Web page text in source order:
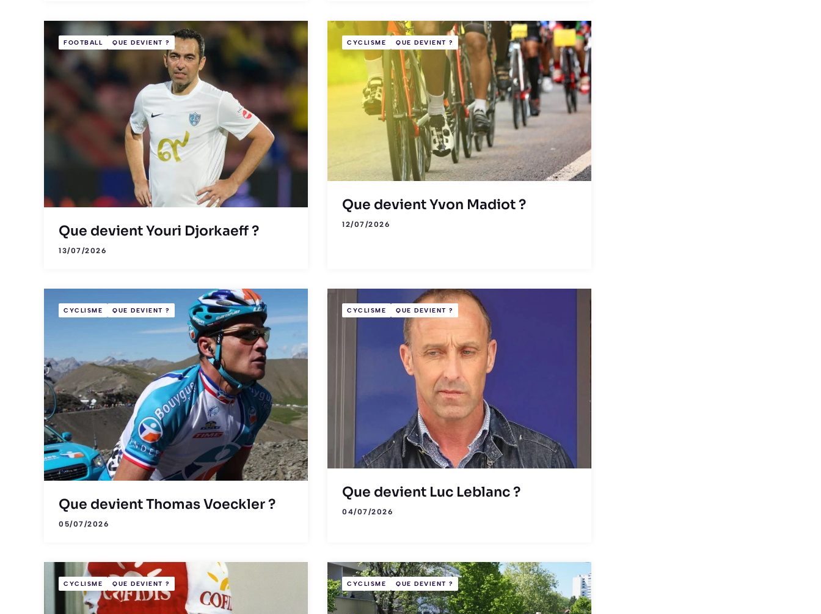
FOOTBALL QUE DEVIENT ?
Que devient Youri Djorkaeff ?
13/07/2026
CYCLISME QUE DEVIENT ?
Que devient Yvon Madiot ?
12/07/2026
CYCLISME QUE DEVIENT ?
Que devient Thomas Voeckler ?
05/07/2026
CYCLISME QUE DEVIENT ?
Que devient Luc Leblanc ?
04/07/2026
CYCLISME QUE DEVIENT ? CYCLISME QUE DEVIENT ?